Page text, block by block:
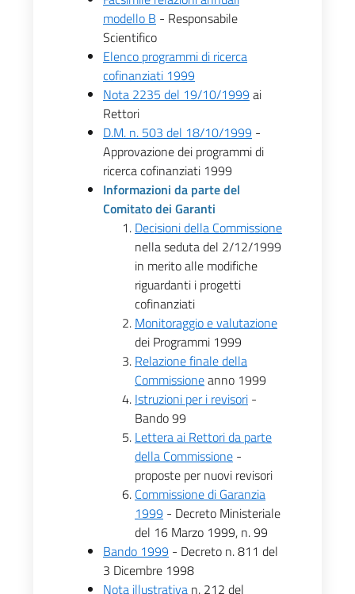
modello B - Responsabile
Scientifico
Elenco programmi di ricerca
cofinanziati 1999
Nota 2235 del 19/10/1999 ai
Rettori
D.M. n. 503 del 18/10/1999 -
Approvazione dei programmi di
ricerca cofinanziati 1999
Informazioni da parte del
Comitato dei Garanti
Decisioni della Commissione
nella seduta del 2/12/1999
in merito alle modifiche
riguardanti i progetti
cofinanziati
Monitoraggio e valutazione
dei Programmi 1999
Relazione finale della
Commissioneanno 1999
Istruzioni per i revisori -
Bando 99
Lettera ai Rettori da parte
della Commissione -
proposte per nuovi revisori
Commissione di Garanzia
1999 - Decreto Ministeriale
del 16 Marzo 1999, n. 99
Bando 1999 - Decreto n. 811 del
3 Dicembre 1998
Nota illustrativa n. 212 del